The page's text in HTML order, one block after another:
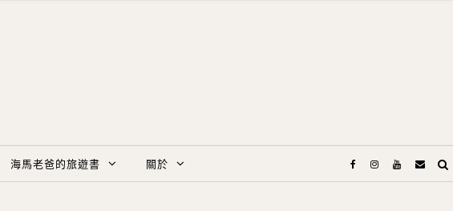
海馬老爸的旅遊書 關於